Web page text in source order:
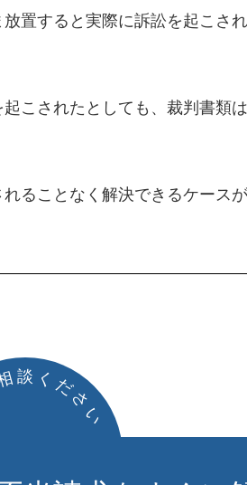
置すると実際に訴訟を起こさ
こされたとしても、裁判書類
ることなく解決できるケースが
談 く だ
さ
い